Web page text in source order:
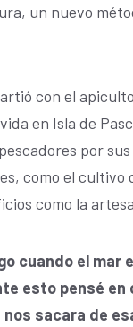
un nuevo
con el
en Isla de
por
como el cultivo
como la
cuando el
esto pensé
sacara de